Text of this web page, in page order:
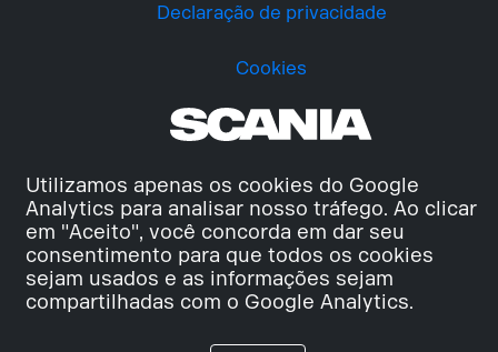
Utilizamos apenas os cookies do Google
Analytics para analisar nosso tráfego. Ao clicar
em "Aceito", você concorda em dar seu
consentimento para que todos os cookies
sejam usados e as informações sejam
compartilhadas com o Google Analytics.
Declaração de privacidade
Cookies